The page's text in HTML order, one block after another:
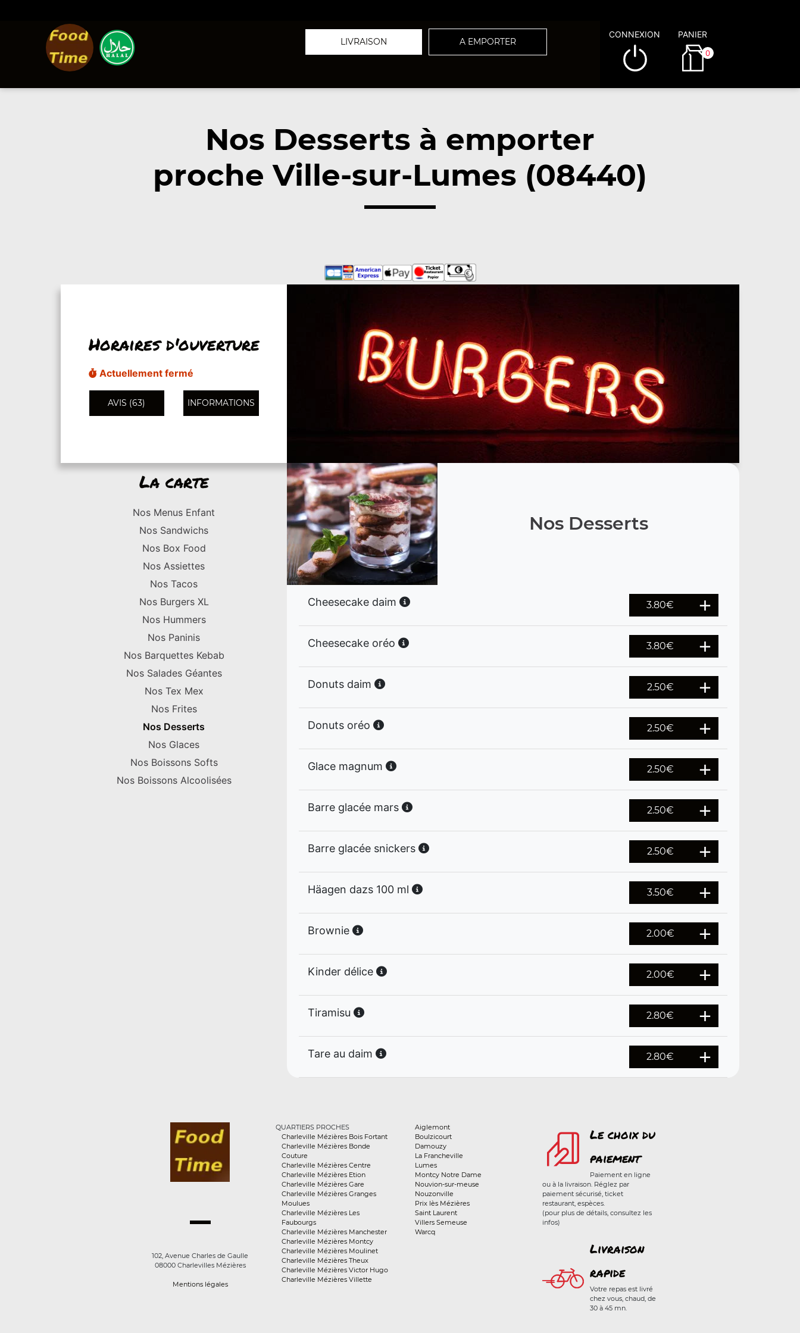
LIVRAISON A EMPORTER
CONNEXION PANIER
0
Nos Desserts à emporter
proche Ville-sur-Lumes (08440)
Horaires d'ouverture
Actuellement fermé
AVIS (63) INFORMATIONS
La carte
Nos Menus Enfant
Nos Sandwichs
Nos Box Food
Nos Assiettes
Nos Tacos
Nos Burgers XL
Nos Hummers
Nos Paninis
Nos Barquettes Kebab
Nos Salades Géantes
Nos Tex Mex
Nos Frites
Nos Desserts
Nos Glaces
Nos Boissons Softs
Nos Boissons Alcoolisées
Nos Desserts
Cheesecake daim 3.80€
Cheesecake oréo 3.80€
Donuts daim 2.50€
Donuts oréo 2.50€
Glace magnum 2.50€
Barre glacée mars 2.50€
Barre glacée snickers 2.50€
Häagen dazs 100 ml 3.50€
Brownie 2.00€
Kinder délice 2.00€
Tiramisu 2.80€
Tare au daim 2.80€
102, Avenue Charles de Gaulle
08000 Charlevilles Mézières
Mentions légales
QUARTIERS PROCHES
Charleville Mézières Bois Fortant
Charleville Mézières Bonde
Couture
Charleville Mézières Centre
Charleville Mézières Etion
Charleville Mézières Gare
Charleville Mézières Granges
Moulues
Charleville Mézières Les
Faubourgs
Charleville Mézières Manchester
Charleville Mézières Montcy
Charleville Mézières Moulinet
Charleville Mézières Theux
Charleville Mézières Victor Hugo
Charleville Mézières Villette
Aiglemont
Boulzicourt
Damouzy
La Francheville
Lumes
Montcy Notre Dame
Nouvion-sur-meuse
Nouzonville
Prix lès Mézières
Saint Laurent
Villers Semeuse
Warcq
Le choix du
paiement
Paiement en ligne
ou à la livraison. Réglez par
paiement sécurisé, ticket
restaurant, espèces.
(pour plus de détails, consultez les
infos)
Livraison
rapide
Votre repas est livré
chez vous, chaud, de
30 à 45 mn.